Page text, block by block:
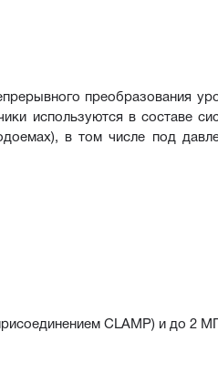
преобразования
используются в составе
в том числе под
CLAMP) и до 2